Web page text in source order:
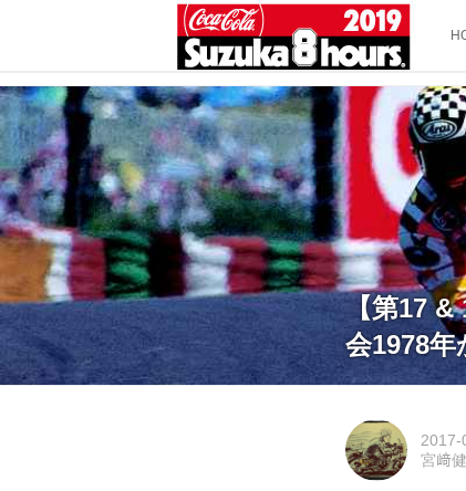
【第17 &
会1978年
2017-
宮﨑